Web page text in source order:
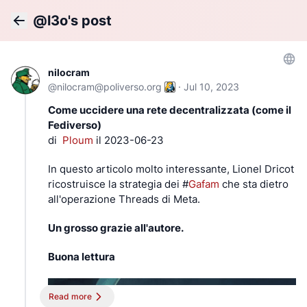
@l3o's post
nilocram
@nilocram@poliverso.org · Jul 10, 2023
Come uccidere una rete decentralizzata (come il
Fediverso)
di Ploum il 2023-06-23
In questo articolo molto interessante, Lionel Dricot
ricostruisce la strategia dei #Gafam che sta dietro
all'operazione Threads di Meta.
Un grosso grazie all'autore.
Buona lettura
Read more